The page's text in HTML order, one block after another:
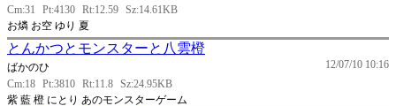
Cm:31
Pt:4130 Rt:12.59 Sz:14.61KB
お燐 お空 ゆり 夏
とんかつとモンスターと八雲橙
12/07/10 10:16
ばかのひ
Cm:18 Pt:3810 Rt:11.8 Sz:24.95KB
紫 藍 橙 にとり あのモンスターゲーム